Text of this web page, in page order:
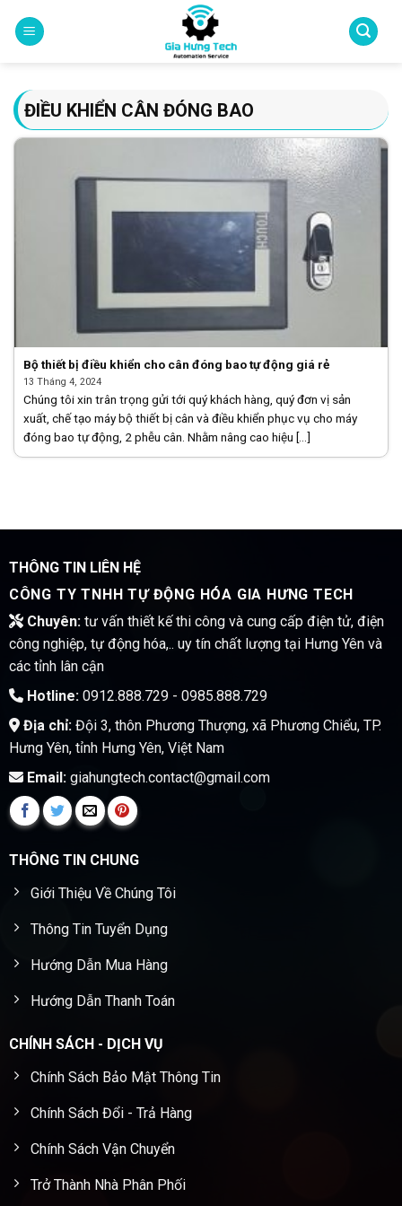
ĐIỀU KHIỂN CÂN ĐÓNG BAO
Bộ thiết bị điều khiển cho cân đóng bao tự động giá rẻ
13 Tháng 4, 2024
Chúng tôi xin trân trọng gửi tới quý khách hàng, quý đơn vị sản
xuất, chế tạo máy bộ thiết bị cân và điều khiển phục vụ cho máy
đóng bao tự động, 2 phễu cân. Nhằm nâng cao hiệu [...]
THÔNG TIN LIÊN HỆ
CÔNG TY TNHH TỰ ĐỘNG HÓA GIA HƯNG TECH
Chuyên:tư vấn thiết kế thi công và cung cấp điện tử, điện
công nghiệp, tự động hóa,.. uy tín chất lượng tại Hưng Yên và
các tỉnh lân cận
Hotline:0912.888.729 - 0985.888.729
Địa chỉ:Đội 3, thôn Phương Thượng, xã Phương Chiểu, TP.
Hưng Yên, tỉnh Hưng Yên, Việt Nam
Email:giahungtech.contact@gmail.com
THÔNG TIN CHUNG
Giới Thiệu Về Chúng Tôi
Thông Tin Tuyển Dụng
Hướng Dẫn Mua Hàng
Hướng Dẫn Thanh Toán
CHÍNH SÁCH - DỊCH VỤ
Chính Sách Bảo Mật Thông Tin
Chính Sách Đổi - Trả Hàng
Chính Sách Vận Chuyển
Trở Thành Nhà Phân Phối